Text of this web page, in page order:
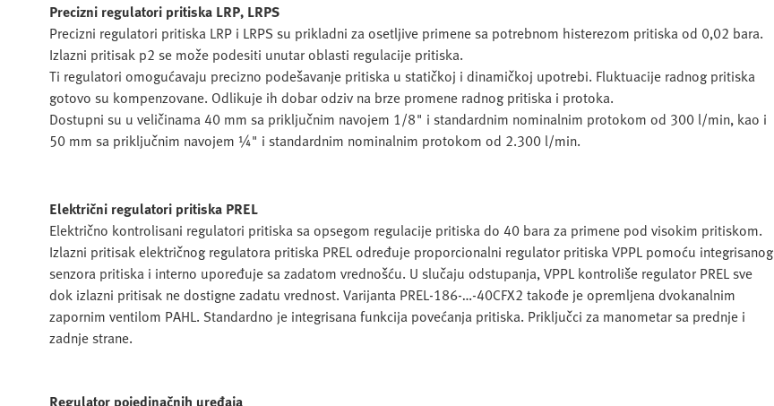
Precizni regulatori pritiska LRP, LRPS
Precizni regulatori pritiska LRP i LRPS su prikladni za osetljive primene sa potrebnom histerezom pritiska od 0,02 bara.
Izlazni pritisak p2 se može podesiti unutar oblasti regulacije pritiska.
Ti regulatori omogućavaju precizno podešavanje pritiska u statičkoj i dinamičkoj upotrebi. Fluktuacije radnog pritiska
gotovo su kompenzovane. Odlikuje ih dobar odziv na brze promene radnog pritiska i protoka.
Dostupni su u veličinama 40 mm sa priključnim navojem 1/8" i standardnim nominalnim protokom od 300 l/min, kao i
50 mm sa priključnim navojem ¼" i standardnim nominalnim protokom od 2.300 l/min.
Električni regulatori pritiska PREL
Električno kontrolisani regulatori pritiska sa opsegom regulacije pritiska do 40 bara za primene pod visokim pritiskom.
Izlazni pritisak električnog regulatora pritiska PREL određuje proporcionalni regulator pritiska VPPL pomoću integrisanog
senzora pritiska i interno upoređuje sa zadatom vrednošću. U slučaju odstupanja, VPPL kontroliše regulator PREL sve
dok izlazni pritisak ne dostigne zadatu vrednost. Varijanta PREL-186-…-40CFX2 takođe je opremljena dvokanalnim
zapornim ventilom PAHL. Standardno je integrisana funkcija povećanja pritiska. Priključci za manometar sa prednje i
zadnje strane.
Regulator pojedinačnih uređaja